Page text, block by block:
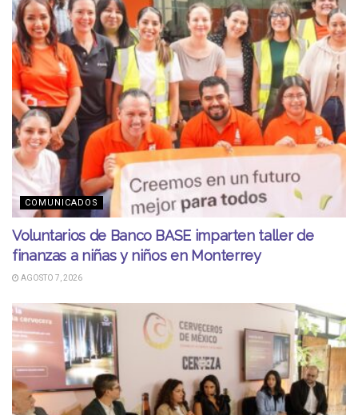
COMUNICADOS
Voluntarios de Banco BASE imparten taller de
finanzas a niñas y niños en Monterrey
AGOSTO 7, 2026